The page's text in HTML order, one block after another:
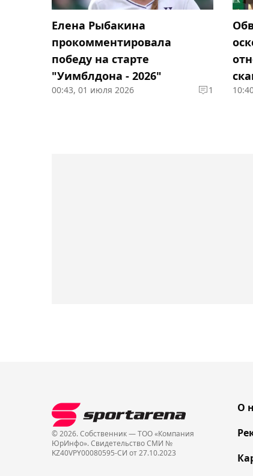
Елена Рыбакина
прокомментировала
победу на старте
"Уимблдона - 2026"
00:43, 01 июля 2026 1
© 2026. Собственник — ТОО «Компания
ЮрИнфо». Cвидетельство СМИ №
KZ40VPY00080595-СИ от 27.10.2023
О